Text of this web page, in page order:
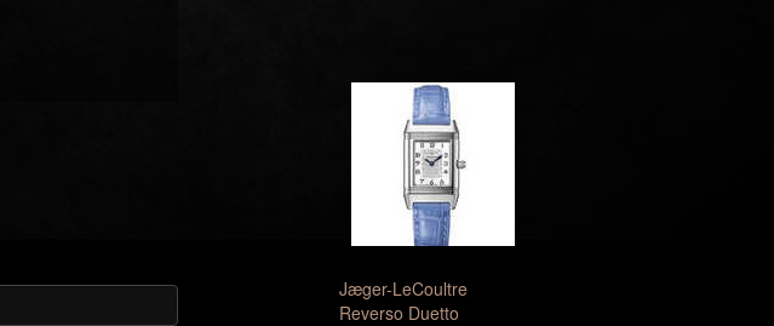
Jæger-LeCoultre
Reverso Duetto